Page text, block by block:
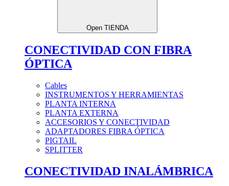
Open TIENDA
CONECTIVIDAD CON FIBRA
ÓPTICA
Cables
INSTRUMENTOS Y HERRAMIENTAS
PLANTA INTERNA
PLANTA EXTERNA
ACCESORIOS Y CONECTIVIDAD
ADAPTADORES FIBRA ÓPTICA
PIGTAIL
SPLITTER
CONECTIVIDAD INALÁMBRICA